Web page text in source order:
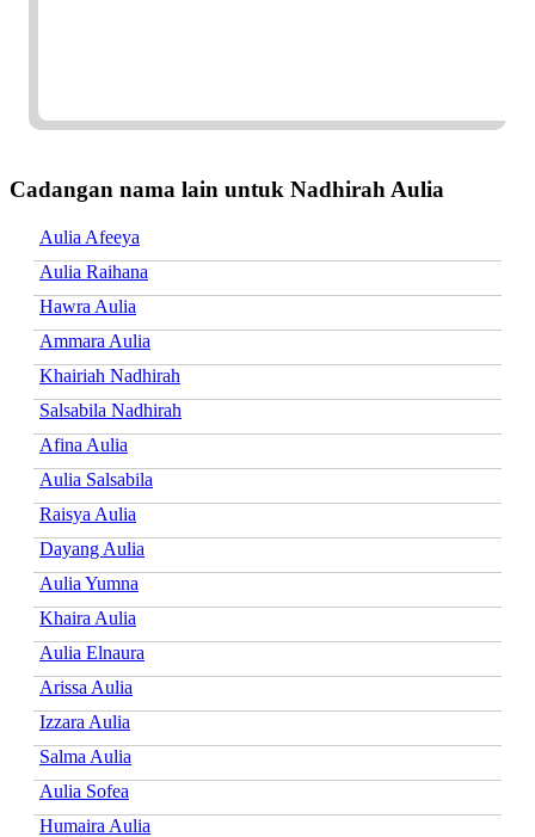
Cadangan nama lain untuk Nadhirah Aulia
Aulia Afeeya
Aulia Raihana
Hawra Aulia
Ammara Aulia
Khairiah Nadhirah
Salsabila Nadhirah
Afina Aulia
Aulia Salsabila
Raisya Aulia
Dayang Aulia
Aulia Yumna
Khaira Aulia
Aulia Elnaura
Arissa Aulia
Izzara Aulia
Salma Aulia
Aulia Sofea
Humaira Aulia